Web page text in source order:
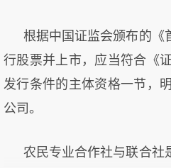
根据中国证监会颁布的《
行股票并上市，应当符合《
发行条件的主体资格一节，
公司。
农民专业合作社与联合社